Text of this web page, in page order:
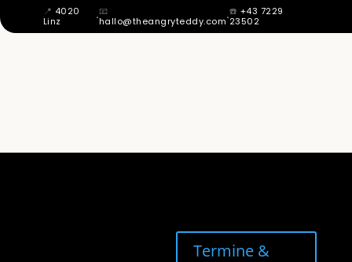
📍 4020
Linz
·📧
hallo@theangryteddy.com·☎️ +43 7229
23502
Termine &